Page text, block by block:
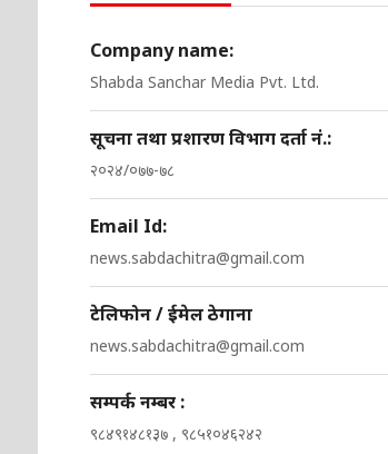
Company name:
Shabda Sanchar Media Pvt. Ltd.
सूचना तथा प्रशारण विभाग दर्ता नं.:
२०२४/०७७-७८
Email Id:
news.sabdachitra@gmail.com
टेलिफोन / ईमेल ठेगाना
news.sabdachitra@gmail.com
सम्पर्क नम्बर :
९८४९१४८१३७ , ९८५१०४६२४२